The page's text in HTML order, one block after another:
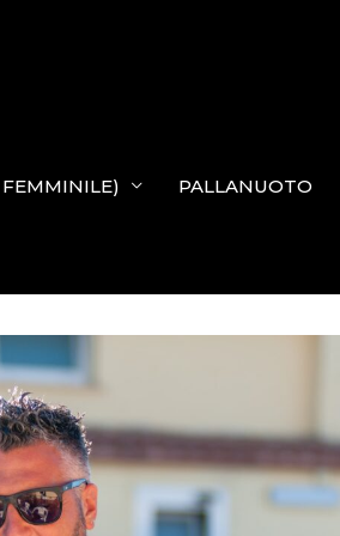
FEMMINILE) PALLANUOTO